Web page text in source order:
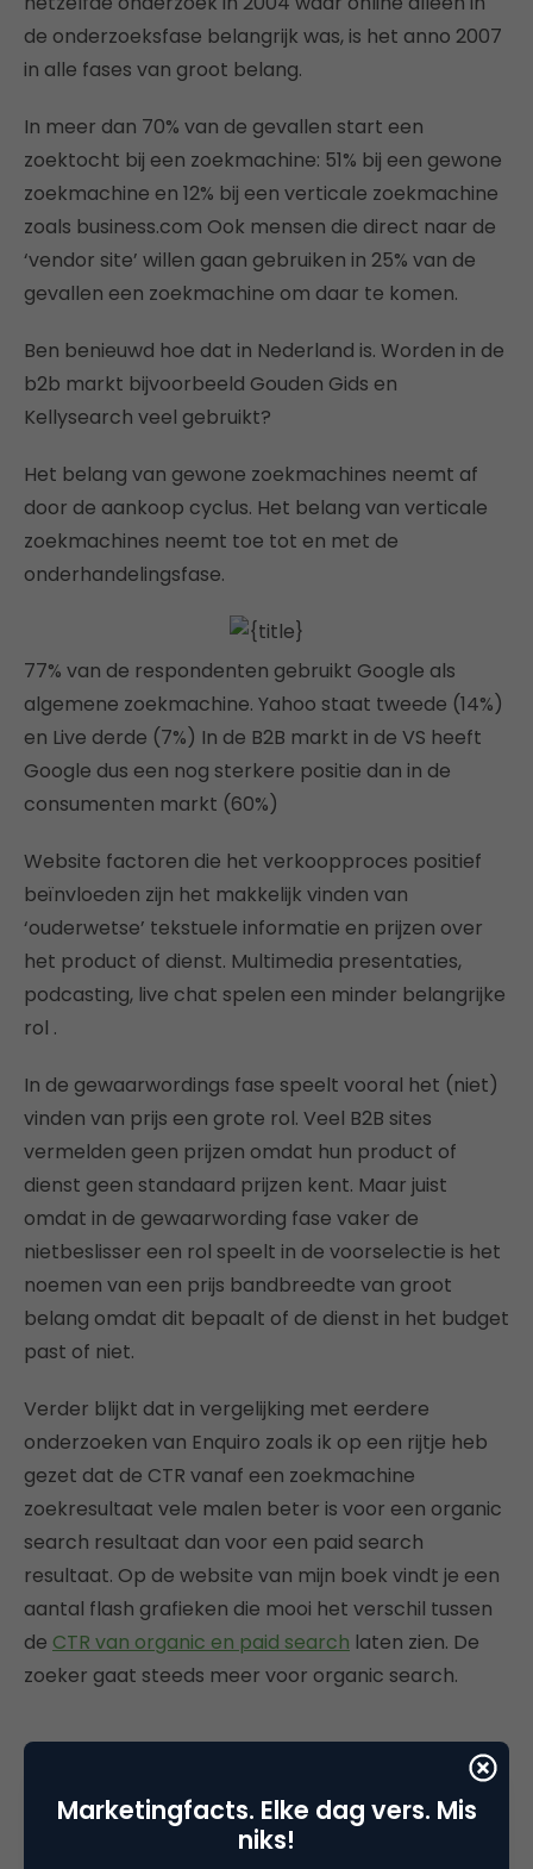
de onderzoeksfase belangrijk was, is het anno 2007
in alle fases van groot belang.
In meer dan 70% van de gevallen start een
zoektocht bij een zoekmachine: 51% bij een gewone
zoekmachine en 12% bij een verticale zoekmachine
zoals business.com Ook mensen die direct naar de
‘vendor site’ willen gaan gebruiken in 25% van de
gevallen een zoekmachine om daar te komen.
Ben benieuwd hoe dat in Nederland is. Worden in de
b2b markt bijvoorbeeld Gouden Gids en
Kellysearch veel gebruikt?
Het belang van gewone zoekmachines neemt af
door de aankoop cyclus. Het belang van verticale
zoekmachines neemt toe tot en met de
onderhandelingsfase.
77% van de respondenten gebruikt Google als
algemene zoekmachine. Yahoo staat tweede (14%)
en Live derde (7%) In de B2B markt in de VS heeft
Google dus een nog sterkere positie dan in de
consumenten markt (60%)
Website factoren die het verkoopproces positief
beïnvloeden zijn het makkelijk vinden van
‘ouderwetse’ tekstuele informatie en prijzen over
het product of dienst. Multimedia presentaties,
podcasting, live chat spelen een minder belangrijke
rol .
In de gewaarwordings fase speelt vooral het (niet)
vinden van prijs een grote rol. Veel B2B sites
vermelden geen prijzen omdat hun product of
dienst geen standaard prijzen kent. Maar juist
omdat in de gewaarwording fase vaker de
nietbeslisser een rol speelt in de voorselectie is het
noemen van een prijs bandbreedte van groot
belang omdat dit bepaalt of de dienst in het budget
past of niet.
Verder blijkt dat in vergelijking met eerdere
onderzoeken van Enquiro zoals ik op een rijtje heb
gezet dat de CTR vanaf een zoekmachine
zoekresultaat vele malen beter is voor een organic
search resultaat dan voor een paid search
resultaat. Op de website van mijn boek vindt je een
aantal flash grafieken die mooi het verschil tussen
de CTR van organic en paid search laten zien. De
zoeker gaat steeds meer voor organic search.
Deel dit artikel
Marketingfacts. Elke dag vers. Mis
niks!